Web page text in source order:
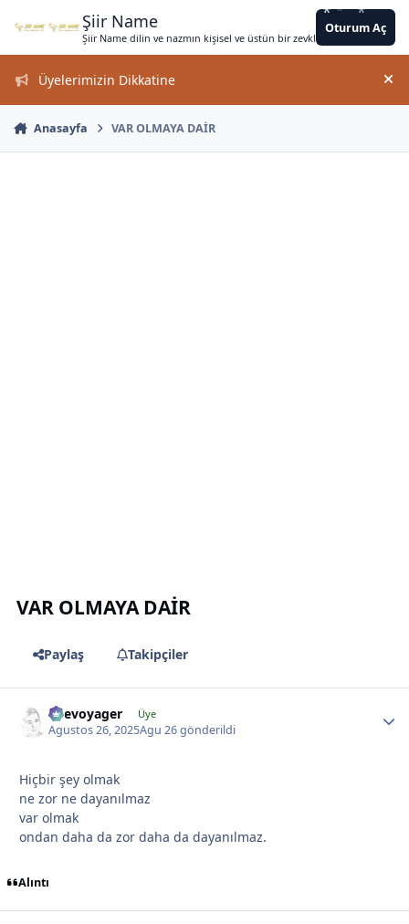
Şiir Name
Şiir Name dilin ve nazmın kişisel ve üstün bir zevkle bir arada
Oturum Aç
Üyelerimizin Dikkatine
Anasayfa VAR OLMAYA DAİR
VAR OLMAYA DAİR
Paylaş Takipçiler
likevoyager Üye
Agustos 26, 2025Agu 26gönderildi
Hiçbir şey olmak
ne zor ne dayanılmaz
var olmak
ondan daha da zor daha da dayanılmaz.
Alıntı
* *
* *
*
*
*